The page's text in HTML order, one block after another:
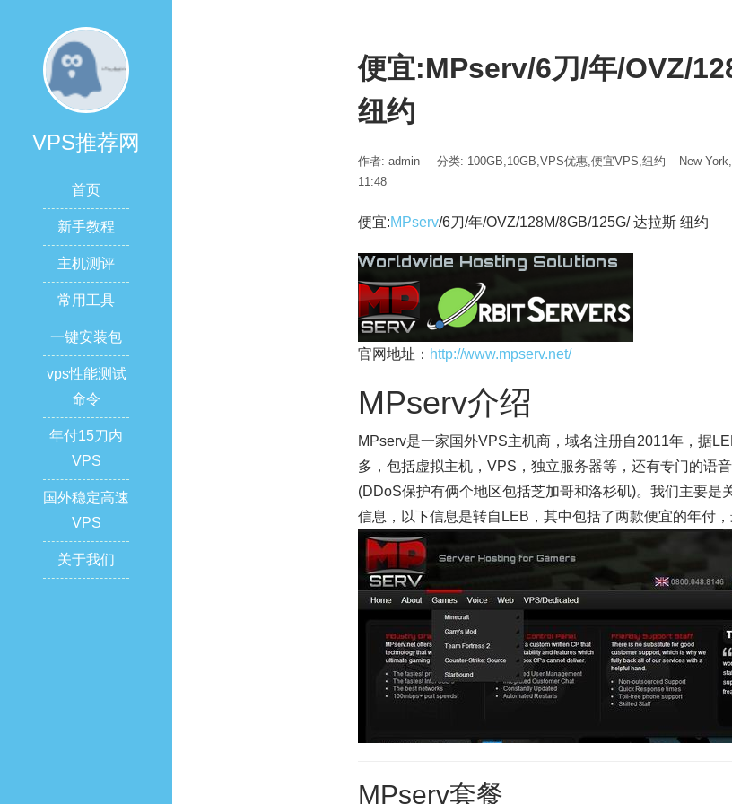
VPS推荐网
首页
新手教程
主机测评
常用工具
一键安装包
vps性能测试
命令
年付15刀内
VPS
国外稳定高速
VPS
关于我们
便宜:MPserv/6刀/年/OVZ/
纽约
作者: admin 分类: 100GB,10GB,VPS优惠,便宜VPS,纽约 – New York,
11:48
便宜:MPserv/6刀/年/OVZ/128M/8GB/125G/ 达拉斯 纽约
官网地址： http://www.mpserv.net/
MPserv介绍
MPserv是一家国外VPS主机商，域名注册自2011年，据
多，包括虚拟主机，VPS，独立服务器等，还有专门的语
(DDoS保护有俩个地区包括芝加哥和洛杉矶)。我们主要是
信息，以下信息是转自LEB，其中包括了两款便宜的年付，
MPserv套餐